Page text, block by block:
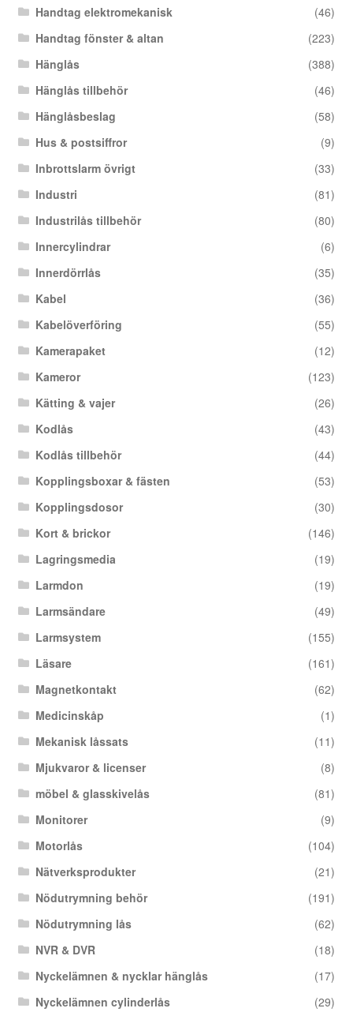
Handtag elektromekanisk
(46)
Handtag fönster & altan
(223)
Hänglås
(388)
Hänglås tillbehör
(46)
Hänglåsbeslag
(58)
Hus & postsiffror
(9)
Inbrottslarm övrigt
(33)
Industri
(81)
Industrilås tillbehör
(80)
Innercylindrar
(6)
Innerdörrlås
(35)
Kabel
(36)
Kabelöverföring
(55)
Kamerapaket
(12)
Kameror
(123)
Kätting & vajer
(26)
Kodlås
(43)
Kodlås tillbehör
(44)
Kopplingsboxar & fästen
(53)
Kopplingsdosor
(30)
Kort & brickor
(146)
Lagringsmedia
(19)
Larmdon
(19)
Larmsändare
(49)
Larmsystem
(155)
Läsare
(161)
Magnetkontakt
(62)
Medicinskåp
(1)
Mekanisk låssats
(11)
Mjukvaror & licenser
(8)
möbel & glasskivelås
(81)
Monitorer
(9)
Motorlås
(104)
Nätverksprodukter
(21)
Nödutrymning behör
(191)
Nödutrymning lås
(62)
NVR & DVR
(18)
Nyckelämnen & nycklar hänglås
(17)
Nyckelämnen cylinderlås
(29)